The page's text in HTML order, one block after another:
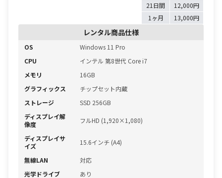
21日間
12,000円
1ヶ月
13,000円
レンタル商品仕様
OS
Windows 11 Pro
CPU
インテル 第8世代 Core i7
メモリ
16GB
グラフィックス
チップセット内蔵
ストレージ
SSD 256GB
ディスプレイ解
像度
フルHD (1,920×1,080)
ディスプレイサ
イズ
15.6インチ (A4)
無線LAN
対応
光学ドライブ
あり